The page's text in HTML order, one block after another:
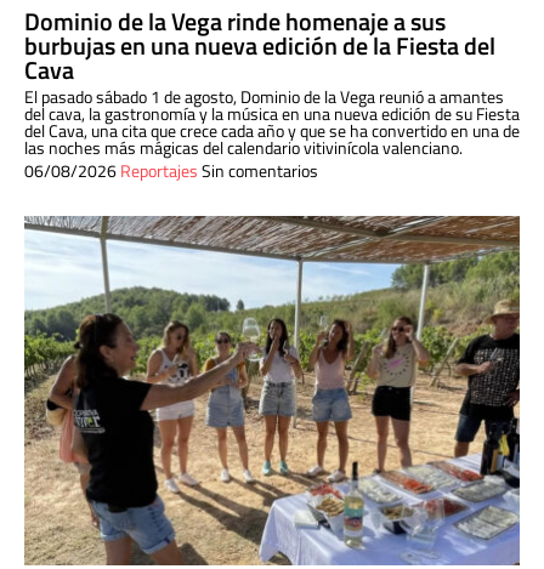
Dominio de la Vega rinde homenaje a sus
burbujas en una nueva edición de la Fiesta del
Cava
El pasado sábado 1 de agosto, Dominio de la Vega reunió a amantes
del cava, la gastronomía y la música en una nueva edición de su Fiesta
del Cava, una cita que crece cada año y que se ha convertido en una de
las noches más mágicas del calendario vitivinícola valenciano.
06/08/2026ReportajesSin comentarios